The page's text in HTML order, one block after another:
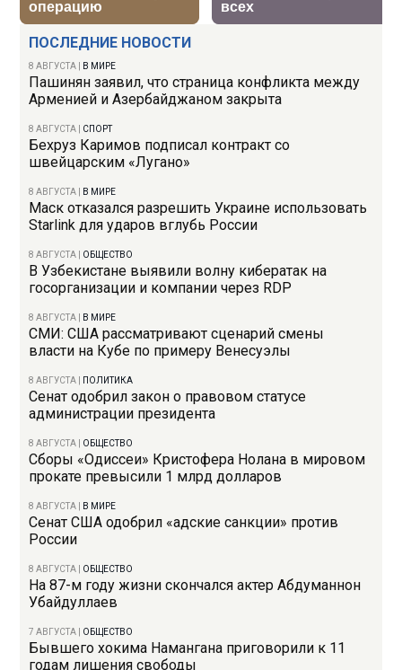
ПОСЛЕДНИЕ НОВОСТИ
8 АВГУСТА В МИРЕ
Пашинян заявил, что страница конфликта между
Арменией и Азербайджаном закрыта
8 АВГУСТА СПОРТ
Бехруз Каримов подписал контракт со
швейцарским «Лугано»
8 АВГУСТА В МИРЕ
Маск отказался разрешить Украине использовать
Starlink для ударов вглубь России
8 АВГУСТА ОБЩЕСТВО
В Узбекистане выявили волну кибератак на
госорганизации и компании через RDP
8 АВГУСТА В МИРЕ
СМИ: США рассматривают сценарий смены
власти на Кубе по примеру Венесуэлы
8 АВГУСТА ПОЛИТИКА
Сенат одобрил закон о правовом статусе
администрации президента
8 АВГУСТА ОБЩЕСТВО
Сборы «Одиссеи» Кристофера Нолана в мировом
прокате превысили 1 млрд долларов
8 АВГУСТА В МИРЕ
Сенат США одобрил «адские санкции» против
России
8 АВГУСТА ОБЩЕСТВО
На 87-м году жизни скончался актер Абдуманнон
Убайдуллаев
7 АВГУСТА ОБЩЕСТВО
Бывшего хокима Намангана приговорили к 11
годам лишения свободы